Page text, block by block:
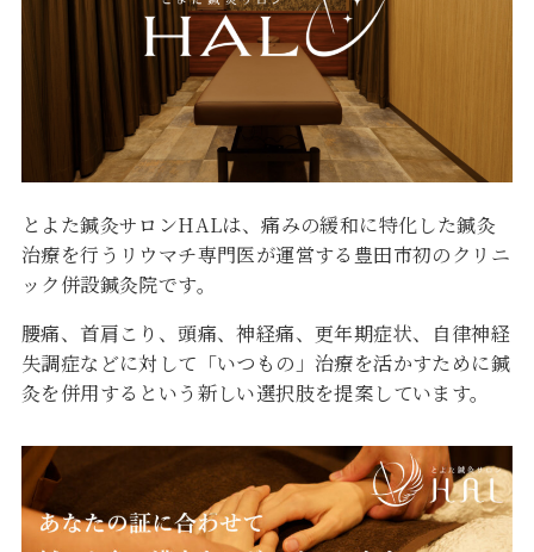
とよた鍼灸サロンHALは、痛みの緩和に特化した鍼灸
治療を行うリウマチ専門医が運営する豊田市初のクリニ
ック併設鍼灸院です。
腰痛、首肩こり、頭痛、神経痛、更年期症状、自律神経
失調症などに対して「いつもの」治療を活かすために鍼
灸を併用するという新しい選択肢を提案しています。